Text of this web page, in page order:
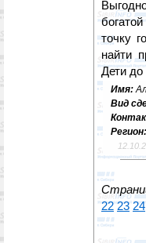
точку
найти
Дети до
Имя:
Вид
Регион:
22 23 24